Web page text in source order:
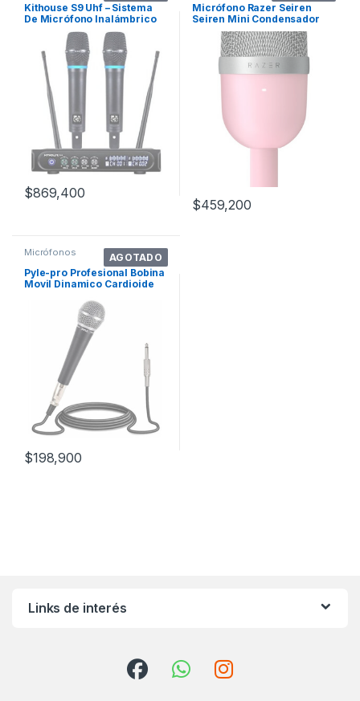
Kithouse S9 Uhf – Sistema
De Micrófono Inalámbrico
Recarg. Color Negro
$869,400
Micrófono Razer Seiren
Seiren Mini Condensador
Supercardioide Color Rosa
Cuarzo
$459,200
AGOTADO
Micrófonos
Pyle-pro Profesional Bobina
Movil Dinamico Cardioide
$198,900
Links de interés